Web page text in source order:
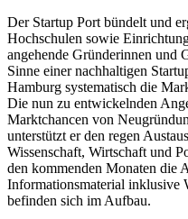
Der Startup Port bündelt und
Hochschulen sowie
angehende Gründerinnen und
Sinne einer nachhaltigen
Hamburg systematisch die
Die nun zu entwickelnden
Marktchancen von
unterstützt er den regen
Wissenschaft, Wirtschaft und
den kommenden Monaten die
Informationsmaterial inklusive
befinden sich im Aufbau.